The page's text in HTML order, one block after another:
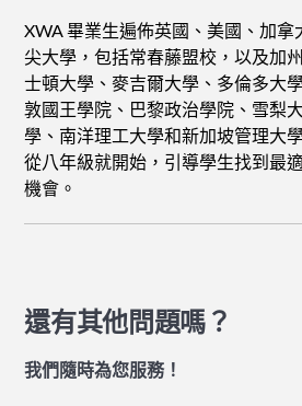
XWA 畢業生遍佈英國、美國、加
尖大學，包括常春藤盟校，以及加
士頓大學、麥吉爾大學、多倫多大
敦國王學院、巴黎政治學院、雪梨
學、南洋理工大學和新加坡管理大
從八年級就開始，引導學生找到最
機會。
還有其他問題嗎？
我們隨時為您服務！